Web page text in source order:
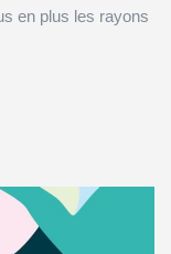
en plus les rayons